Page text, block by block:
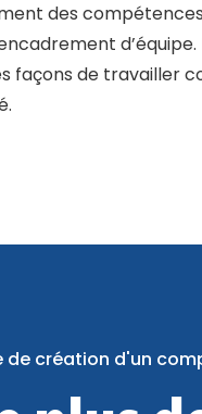
des
façons de travailler
de création d'un